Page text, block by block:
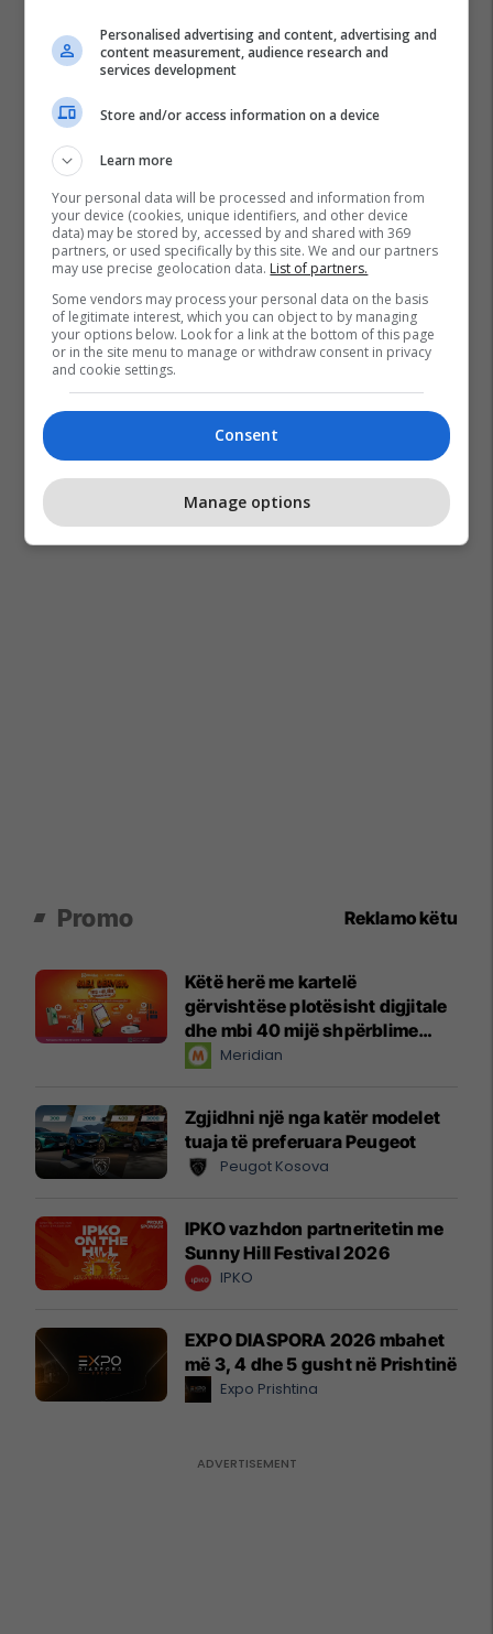
Policia E Kosoves
Promo Reklamo këtu
Këtë herë me kartelë
gërvishtëse plotësisht digjitale
dhe mbi 40 mijë shpërblime
instant!Meridian
Zgjidhni një nga katër modelet
tuaja të preferuara Peugeot
Peugot Kosova
IPKO vazhdon partneritetin me
Sunny Hill Festival 2026
IPKO
EXPO DIASPORA 2026 mbahet
më 3, 4 dhe 5 gusht në Prishtinë
Expo Prishtina
Personalised advertising and content, advertising and
content measurement, audience research and
services development
Store and/or access information on a device
Learn more
Your personal data will be processed and information from
your device (cookies, unique identifiers, and other device
data) may be stored by, accessed by and shared with 369
partners, or used specifically by this site. We and our partners
may use precise geolocation data. List of partners.
Some vendors may process your personal data on the basis
of legitimate interest, which you can object to by managing
your options below. Look for a link at the bottom of this page
or in the site menu to manage or withdraw consent in privacy
and cookie settings.
Consent
Manage options